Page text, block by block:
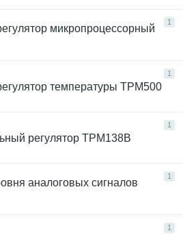
1
микропроцессорный
1
температуры ТРМ500
1
регулятор ТРМ138В
1
аналоговых сигналов
1